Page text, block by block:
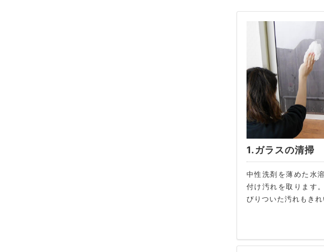
1.ガラスの清掃
中性洗剤を薄めた水
付け汚れを取ります
びりついた汚れもきれ